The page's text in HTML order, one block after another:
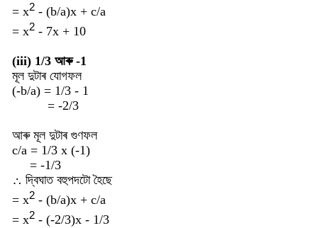
= x2 - (b/a)x + c/a
= x2 - 7x + 10
(iii) 1/3 আৰু -1
মূল দুটাৰ যোগফল
(-b/a) = 1/3 - 1
= -2/3
আৰু মূল দুটাৰ গুণফল
c/a = 1/3 x (-1)
= -1/3
∴ দ্বিঘাত বহুপদটো হৈছে
= x2 - (b/a)x + c/a
= x2 - (-2/3)x - 1/3